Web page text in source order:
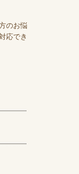
のお悩
応でき